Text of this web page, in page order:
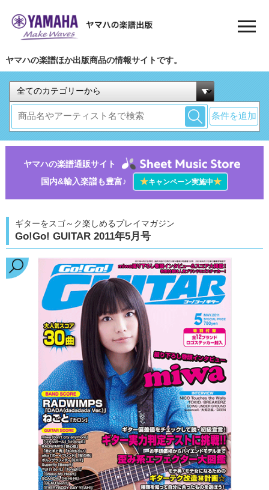
ヤマハの楽譜ほか出版商品の情報サイトです。
条件を追加
ヤマハの楽譜通販サイト
国内&輸入楽譜も豊富♪
★キャンペーン実施中★
ギターをスゴ～ク楽しめるプレイマガジン
Go!Go! GUITAR 2011年5月号